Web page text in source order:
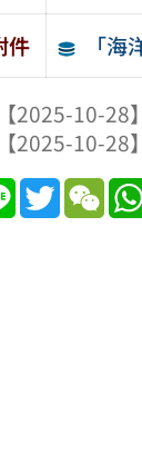
件
「
【2025-10-28
【2025-10-28
Line Twitter